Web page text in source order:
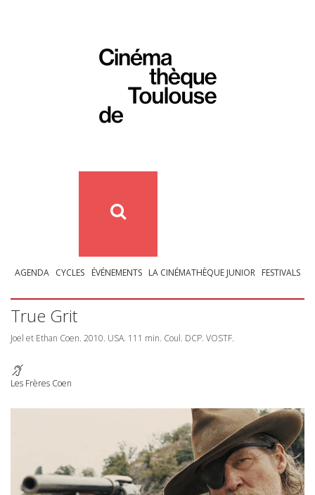
AGENDA CYCLES ÉVÉNEMENTS LA CINÉMATHÈQUE JUNIOR FESTIVALS
True Grit
Joel et Ethan Coen. 2010. USA. 111 min. Coul. DCP. VOSTF.
Les Frères Coen